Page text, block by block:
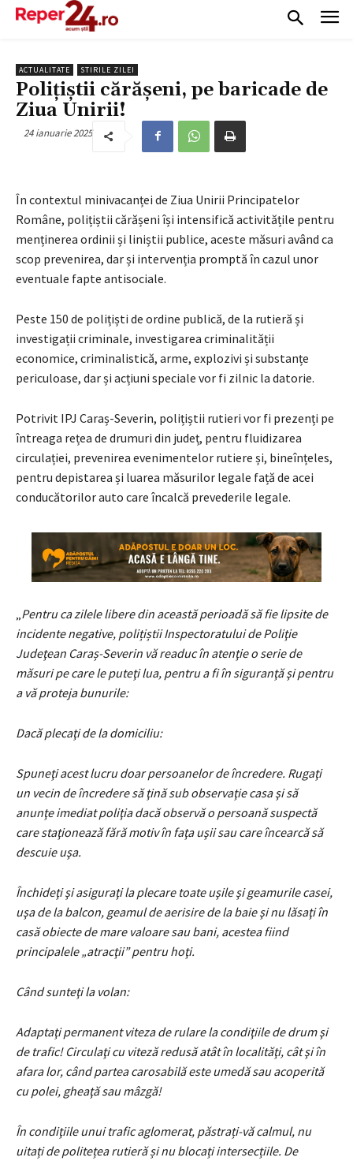
ACTUALITATE STIRILE ZILEI
Polițiștii cărășeni, pe baricade de
Ziua Unirii!
24 ianuarie 2025
În contextul minivacanței de Ziua Unirii Principatelor
Române, polițiștii cărășeni își intensifică activitățile pentru
menținerea ordinii și liniștii publice, aceste măsuri având ca
scop prevenirea, dar și intervenția promptă în cazul unor
eventuale fapte antisociale.
Peste 150 de polițiști de ordine publică, de la rutieră și
investigații criminale, investigarea criminalității
economice, criminalistică, arme, explozivi și substanțe
periculoase, dar și acțiuni speciale vor fi zilnic la datorie.
Potrivit IPJ Caraș-Severin, polițiștii rutieri vor fi prezenți pe
întreaga rețea de drumuri din județ, pentru fluidizarea
circulației, prevenirea evenimentelor rutiere și, bineînțeles,
pentru depistarea și luarea măsurilor legale față de acei
conducătorilor auto care încalcă prevederile legale.
Pentru ca zilele libere din această perioadă să fie lipsite de
incidente negative, polițiștii Inspectoratului de Poliţie
Judeţean Caraș-Severin vă readuc în atenţie o serie de
măsuri pe care le puteţi lua, pentru a fi în siguranţă şi pentru
a vă proteja bunurile:
Dacă plecaţi de la domiciliu:
Spuneţi acest lucru doar persoanelor de încredere. Rugaţi
un vecin de încredere să ţină sub observaţie casa şi să
anunţe imediat poliţia dacă observă o persoană suspectă
care staţionează fără motiv în faţa uşii sau care încearcă să
descuie uşa.
Închideţi şi asiguraţi la plecare toate uşile şi geamurile casei,
uşa de la balcon, geamul de aerisire de la baie şi nu lăsaţi în
casă obiecte de mare valoare sau bani, acestea fiind
principalele „atracţii” pentru hoţi.
Când sunteţi la volan:
Adaptaţi permanent viteza de rulare la condiţiile de drum şi
de trafic! Circulaţi cu viteză redusă atât în localităţi, cât şi în
afara lor, când partea carosabilă este umedă sau acoperită
cu polei, gheaţă sau mâzgă!
În condiţiile unui trafic aglomerat, păstrați-vă calmul, nu
uitați de politețea rutieră și nu blocați intersecțiile. De